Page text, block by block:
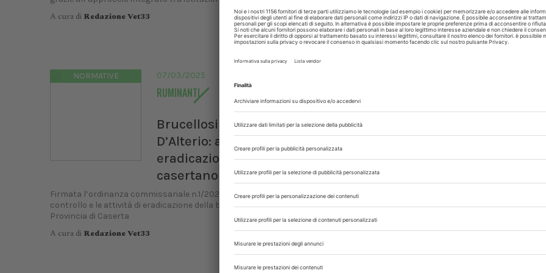
A cura di Redazione Vet33
di...
A cura diRedazione Vet33
NORMATIVE 07/03/2025
RUMINANTI
Brucellosi bufalina,
D’Alterio: al via azioni di
eradicazione nel
casertano
Firmata l’ordinanza commissariale n.1/2025 per intensificare il
controllo e le attività di eradicazione della brucellosi bufalina in
Provincia di Caserta
A cura di Redazione Vet33
Paolo Calistri
sub Commissario
Il dirigente dell’Istituto Zooprofilattico Sperimentale di
Molise affiancherà Nicola D’Alterio per accelerare
delle patologie bovine e bufaline nelle aree...
A cura diRedazione Vet33
XXI Congresso Nazionale